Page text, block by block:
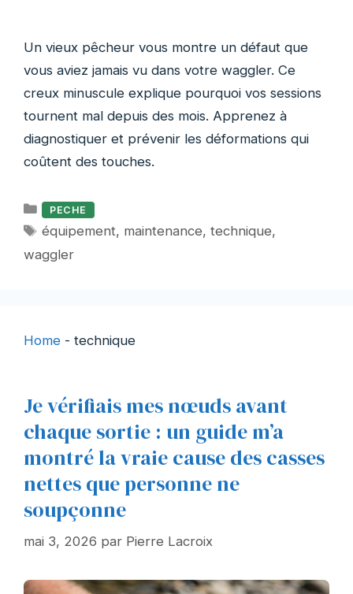
Un vieux pêcheur vous montre un défaut que
vous aviez jamais vu dans votre waggler. Ce
creux minuscule explique pourquoi vos sessions
tournent mal depuis des mois. Apprenez à
diagnostiquer et prévenir les déformations qui
coûtent des touches.
Catégories
PECHE
Étiquettes
équipement, maintenance,technique,
waggler
Home - technique
Je vérifiais mes nœuds avant
chaque sortie : un guide m’a
montré la vraie cause des casses
nettes que personne ne
soupçonne
mai 3, 2026 par Pierre Lacroix